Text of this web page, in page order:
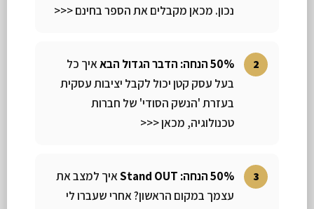
נכון. מכאן מקבלים את הספר בחינם <<<
50% הנחה: הדבר הגדול הבא
איך כל
בעל עסק קטן יכול לקבל יציבות עסקית
בעזרת 'הנשק הסודי' של חברות
טכנולוגיה, מכאן <<<
50% הנחה: Stand OUT
איך למצב את
עצמך במקום הראשון? אחרי שעברו לי